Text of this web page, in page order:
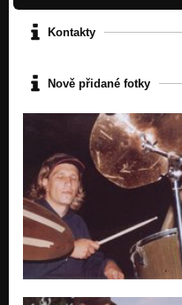
Kontakty
Nově přidané fotky